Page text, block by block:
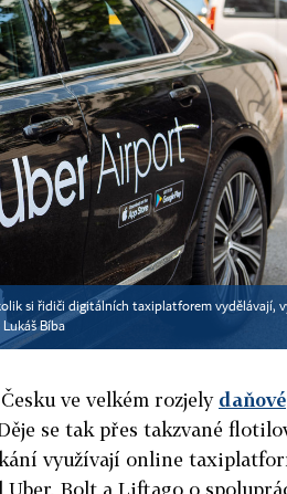
si řidiči digitálních taxiplatforem vydělávají,
Lukáš Bíba
ve velkém rozjely daňové
se tak přes takzvané
využívají online
Bolt a Liftago o